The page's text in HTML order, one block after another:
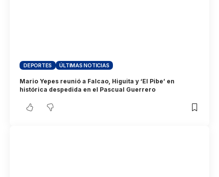
DEPORTES ÚLTIMAS NOTICIAS
Mario Yepes reunió a Falcao, Higuita y ‘El Pibe’ en
histórica despedida en el Pascual Guerrero